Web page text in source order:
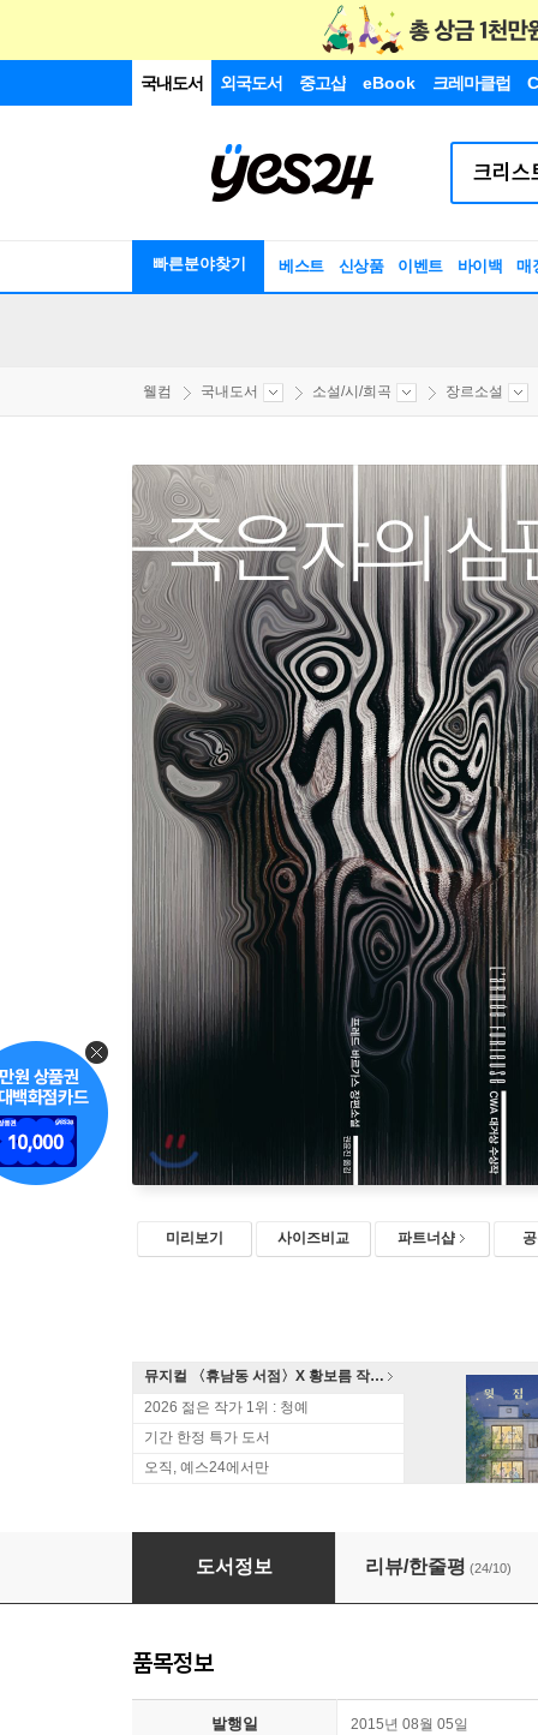
국내도서 외국도서 중고샵 eBook 크레마클럽
빠른분야찾기 베스트 신상품 이벤트 바이백 매
웰컴 국내도서 소설/시/희곡 장르소설
미리보기 사이즈비교 파트너샵
뮤지컬 〈휴남동 서점〉X 황보름 작가 북토크
2026 젊은 작가 1위 : 청예
기간 한정 특가 도서
오직, 예스24에서만
죽은 자의 심판
도서정보 리뷰/한줄평 (24/10)
품목정보
발행일 2015년 08월 05일